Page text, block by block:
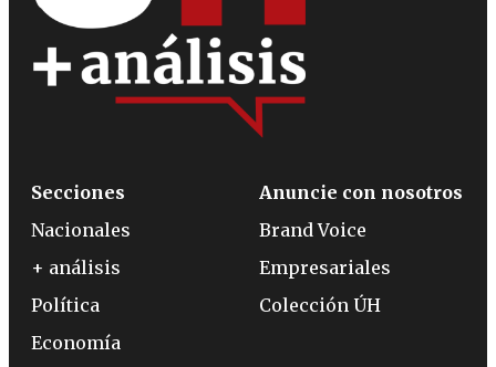
Secciones
Nacionales
+ análisis
Política
Economía
Anuncie con nosotros
Brand Voice
Empresariales
Colección ÚH